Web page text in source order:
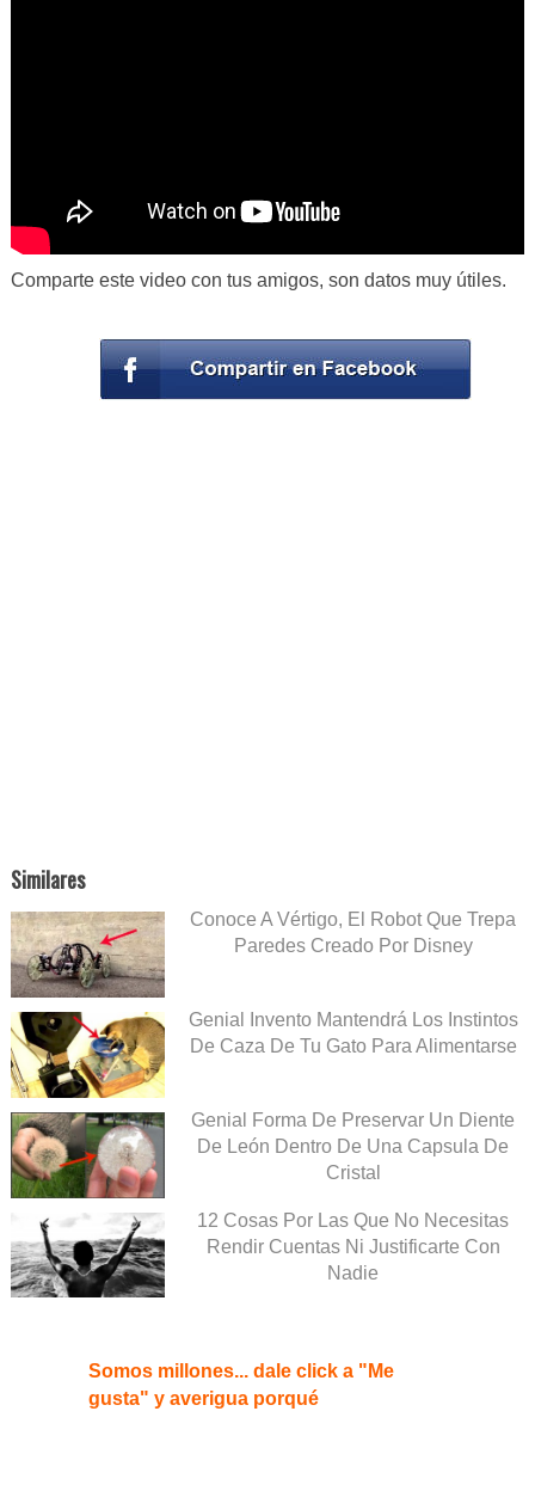
Comparte este video con tus amigos, son datos muy útiles.
Similares
Conoce A Vértigo, El Robot Que Trepa
Paredes Creado Por Disney
Genial Invento Mantendrá Los Instintos
De Caza De Tu Gato Para Alimentarse
Genial Forma De Preservar Un Diente
De León Dentro De Una Capsula De
Cristal
12 Cosas Por Las Que No Necesitas
Rendir Cuentas Ni Justificarte Con
Nadie
Somos millones... dale click a "Me
gusta" y averigua porqué